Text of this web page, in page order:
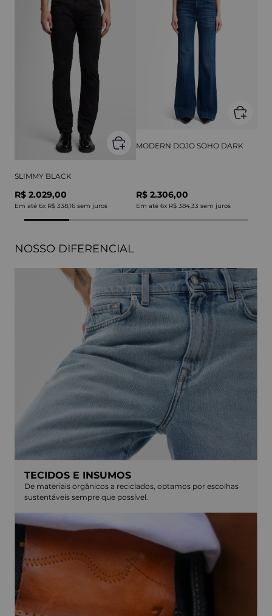
SLIMMY BLACK
R$ 2.029,00
Em até 6x R$ 338,16 sem juros
MODERN DOJO SOHO DARK
R$ 2.306,00
Em até 6x R$ 384,33 sem juros
NOSSO DIFERENCIAL
TECIDOS E INSUMOS
De materiais orgânicos a reciclados, optamos por escolhas
sustentáveis sempre que possível.